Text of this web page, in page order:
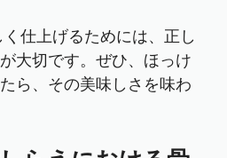
仕上げるためには、正し
大切です。ぜひ、ほっけ
ら、その美味しさを味わ